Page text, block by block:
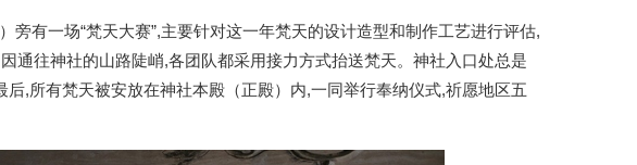
有一场“梵天大赛”,主要针对这一年梵天的设计造型和制作工艺进行评估,
通往神社的山路陡峭,各团队都采用接力方式抬送梵天。神社入口处总是
,所有梵天被安放在神社本殿（正殿）内,一同举行奉纳仪式,祈愿地区五